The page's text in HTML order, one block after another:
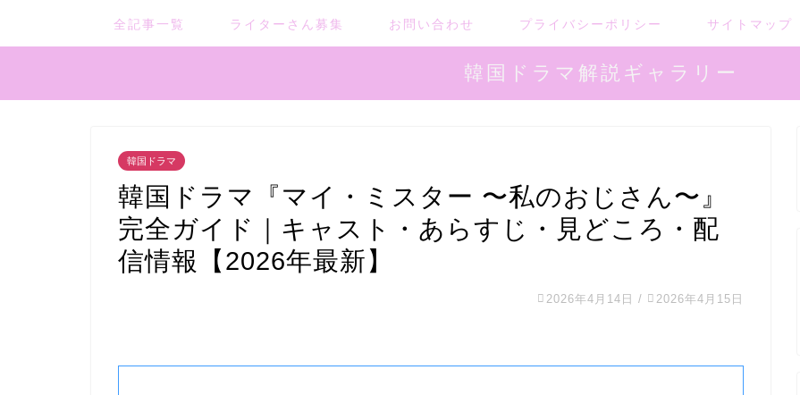
全記事一覧 ライターさん募集 お問い合わせ プライバシーポリシー サイトマップ
韓国ドラマ解説ギャラリー
韓国ドラマ
韓国ドラマ『マイ・ミスター 〜私のおじさん〜』
完全ガイド｜キャスト・あらすじ・見どころ・配
信情報【2026年最新】
2026年4月14日 / 2026年4月15日